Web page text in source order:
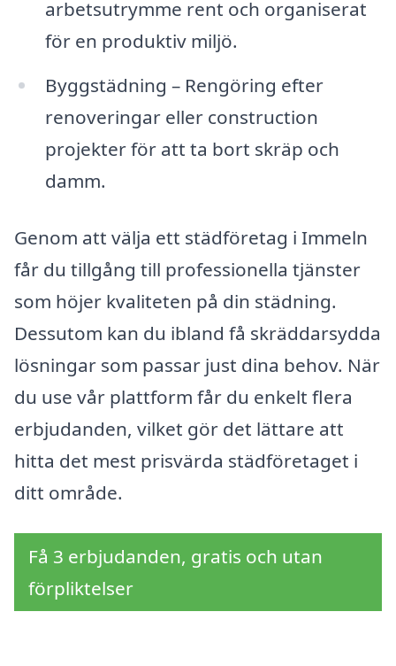
arbetsutrymme rent och organiserat
för en produktiv miljö.
Byggstädning – Rengöring efter
renoveringar eller construction
projekter för att ta bort skräp och
damm.
Genom att välja ett städföretag i Immeln
får du tillgång till professionella tjänster
som höjer kvaliteten på din städning.
Dessutom kan du ibland få skräddarsydda
lösningar som passar just dina behov. När
du use vår plattform får du enkelt flera
erbjudanden, vilket gör det lättare att
hitta det mest prisvärda städföretaget i
ditt område.
Få 3 erbjudanden, gratis och utan
förpliktelser